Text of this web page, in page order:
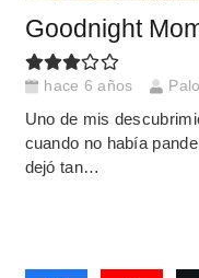
Goodnight
hace 6 años
Uno de mis
cuando no había
dejó tan…